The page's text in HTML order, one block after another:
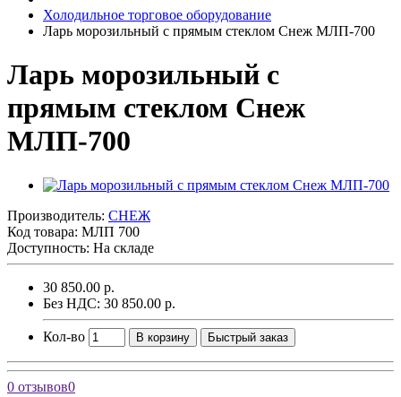
Холодильное торговое оборудование
Ларь морозильный с прямым стеклом Снеж МЛП-700
Ларь морозильный с
прямым стеклом Снеж
МЛП-700
Производитель: СНЕЖ
Код товара: МЛП 700
Доступность: На складе
30 850.00 р.
Без НДС: 30 850.00 р.
Кол-во В корзину Быстрый заказ
0 отзывов0